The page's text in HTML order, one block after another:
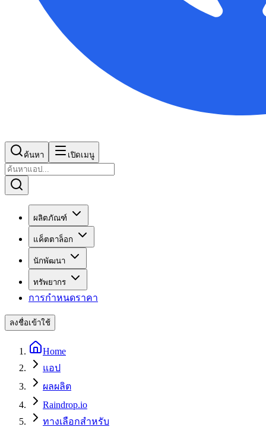
ค้นหา เปิดเมนู
ผลิตภัณฑ์
แค็ตตาล็อก
นักพัฒนา
ทรัพยากร
การกำหนดราคา
ลงชื่อเข้าใช้
Home
แอป
ผลผลิต
Raindrop.io
ทางเลือกสำหรับ